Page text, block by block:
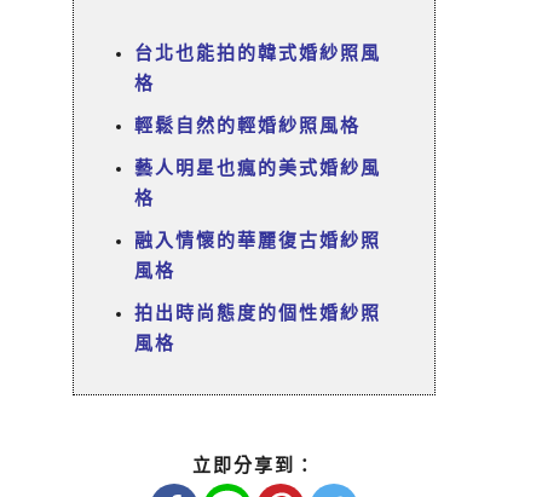
台北也能拍的韓式婚紗照風
格
輕鬆自然的輕婚紗照風格
藝人明星也瘋的美式婚紗風
格
融入情懷的華麗復古婚紗照
風格
拍出時尚態度的個性婚紗照
風格
立即分享到：